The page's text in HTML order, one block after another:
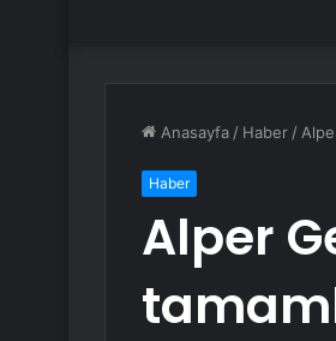
Anasayfa / Haber /
Haber
Alper